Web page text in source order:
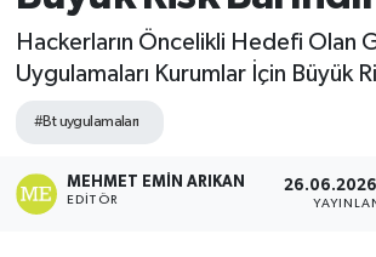
Hackerların Öncelikli Hedefi Olan
Uygulamaları Kurumlar İçin Büyük
#Bt uygulamaları
MEHMET EMIN ARIKAN
EDITÖR